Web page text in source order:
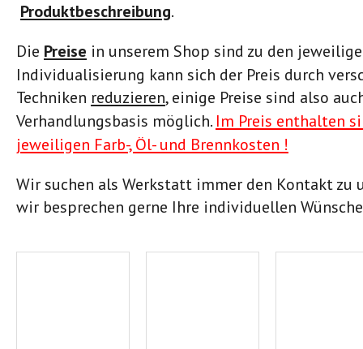
Produktbeschreibung.
Die Preise in unserem Shop sind zu den
Individualisierung kann sich der Preis durch
Techniken reduzieren,einige Preise sind also
Verhandlungsbasis möglich. Im Preis enthalten
jeweiligen Farb-, Öl- und Brennkosten !
Wir suchen als Werkstatt immer den Kontakt zu
wir besprechen gerne Ihre individuellen